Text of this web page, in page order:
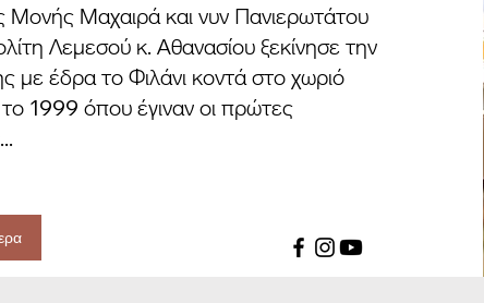
Μονής Μαχαιρά και νυν Πανιερωτάτου
Λεμεσού κ. Αθανασίου ξεκίνησε την
με έδρα το Φιλάνι κοντά στο χωριό
το 1999 όπου έγιναν οι πρώτες